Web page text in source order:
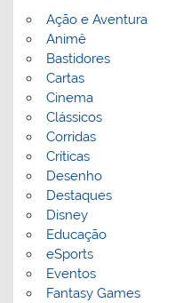
Ação e Aventura
Animê
Bastidores
Cartas
Cinema
Clássicos
Corridas
Críticas
Desenho
Destaques
Disney
Educação
eSports
Eventos
Fantasy Games